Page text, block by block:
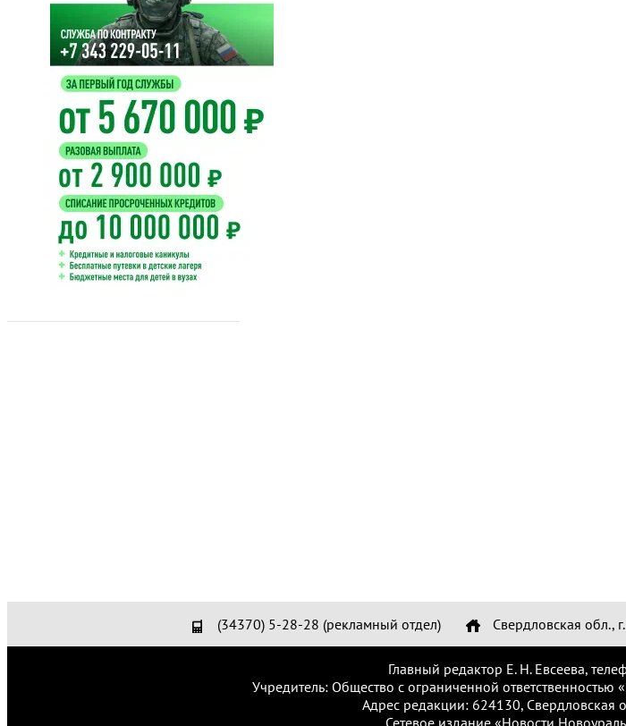
(34370) 5-28-28 (рекламный отдел) Свердловская обл.,
Главный редактор Е. Н. Евсеева,
Учредитель: Общество с ограниченной ответственностью
Адрес редакции: 624130, Свердловская